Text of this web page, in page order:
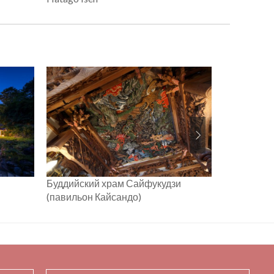
Буддийский храм Сайфукудзи
(павильон Кайсандо)